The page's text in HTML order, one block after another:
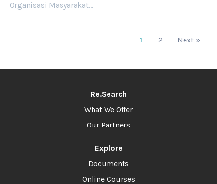
Organisasi Masyarakat…
1 2 Next »
Re.Search
What We Offer
Our Partners
Explore
Documents
Online Courses